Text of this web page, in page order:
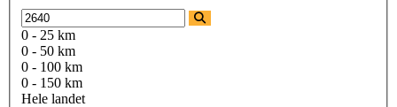
0 - 25 km
0 - 50 km
0 - 100 km
0 - 150 km
Hele landet